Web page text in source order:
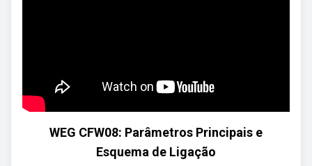
WEG CFW08: Parâmetros Principais e
Esquema de Ligação